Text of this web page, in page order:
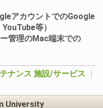
カウントでのGoogle
等）
理のMac端末での
ナンス 施設/サービス
University